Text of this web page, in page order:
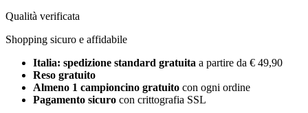
Qualità verificata
Shopping sicuro e affidabile
Italia: spedizione standard gratuita a partire da € 49,90
Reso gratuito
Almeno 1 campioncino gratuito con ogni ordine
Pagamento sicuro con crittografia SSL